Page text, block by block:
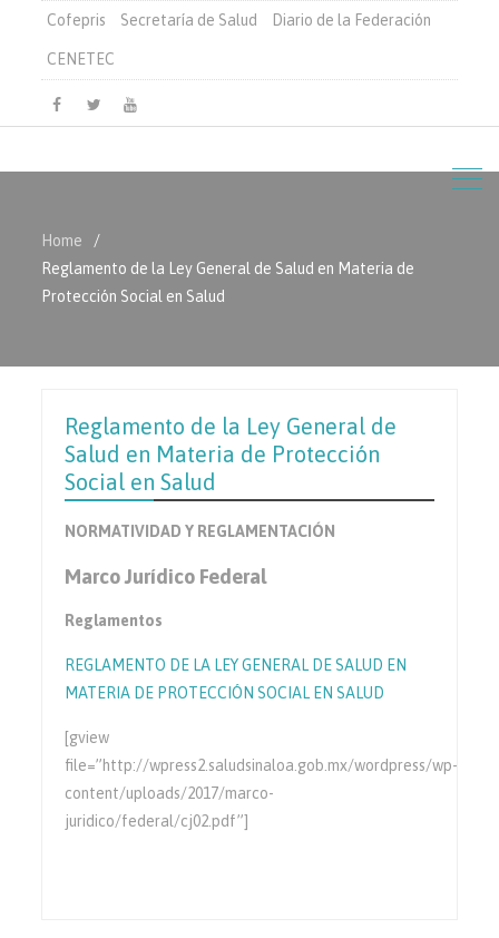
Cofepris Secretaría de Salud Diario de la Federación
CENETEC
Facebook
TwitterYoutube
Home
Reglamento de la Ley General de Salud en Materia de
Protección Social en Salud
Reglamento de la Ley General de
Salud en Materia de Protección
Social en Salud
NORMATIVIDAD Y REGLAMENTACIÓN
Marco Jurídico Federal
Reglamentos
REGLAMENTO DE LA LEY GENERAL DE SALUD EN
MATERIA DE PROTECCIÓN SOCIAL EN SALUD
[gview
file=”http://wpress2.saludsinaloa.gob.mx/wordpress/wp-
content/uploads/2017/marco-
juridico/federal/cj02.pdf”]